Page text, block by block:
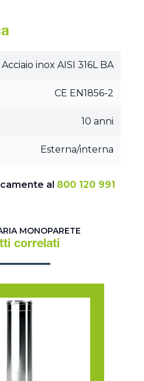
Acciaio inox AISI 316L BA
CE EN1856-2
10 anni
Esterna/interna
al 800 120 991
MONOPARETE
correlati